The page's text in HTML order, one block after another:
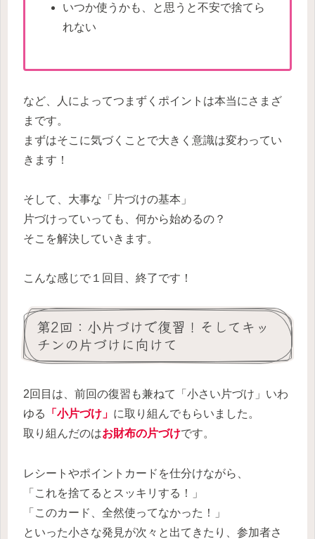
いつか使うかも、と思うと不安で捨てら
れない
など、人によってつまずくポイントは本当にさまざ
まです。
まずはそこに気づくことで大きく意識は変わってい
きます！
そして、大事な「片づけの基本」
片づけっていっても、何から始めるの？
そこを解決していきます。
こんな感じで１回目、終了です！
第2回：小片づけで復習！そしてキッ
チンの片づけに向けて
2回目は、前回の復習も兼ねて「小さい片づけ」いわ
ゆる
「小片づけ」 に取り組んでもらいました。
取り組んだのはお財布の片づけです。
レシートやポイントカードを仕分けながら、
「これを捨てるとスッキリする！」
「このカード、全然使ってなかった！」
といった小さな発見が次々と出てきたり、参加者さ